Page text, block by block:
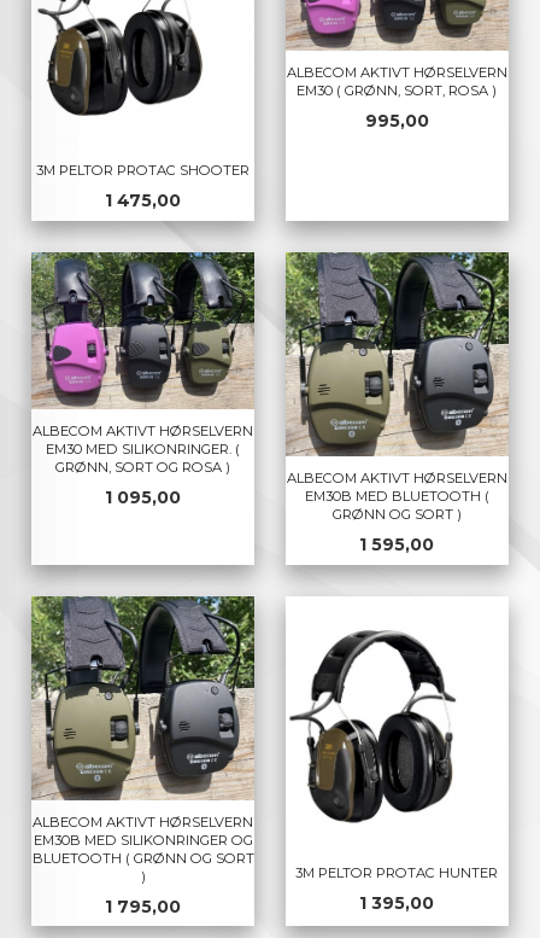
3M PELTOR PROTAC SHOOTER
Pris
1 475,00
ALBECOM AKTIVT HØRSELVERN
EM30 ( GRØNN, SORT, ROSA )
Pris
995,00
ALBECOM AKTIVT HØRSELVERN
EM30 MED SILIKONRINGER. (
GRØNN, SORT OG ROSA )
Pris
1 095,00
ALBECOM AKTIVT HØRSELVERN
EM30B MED BLUETOOTH (
GRØNN OG SORT )
Pris
1 595,00
ALBECOM AKTIVT HØRSELVERN
EM30B MED SILIKONRINGER OG
BLUETOOTH ( GRØNN OG SORT
)
Pris
1 795,00
3M PELTOR PROTAC HUNTER
Pris
1 395,00